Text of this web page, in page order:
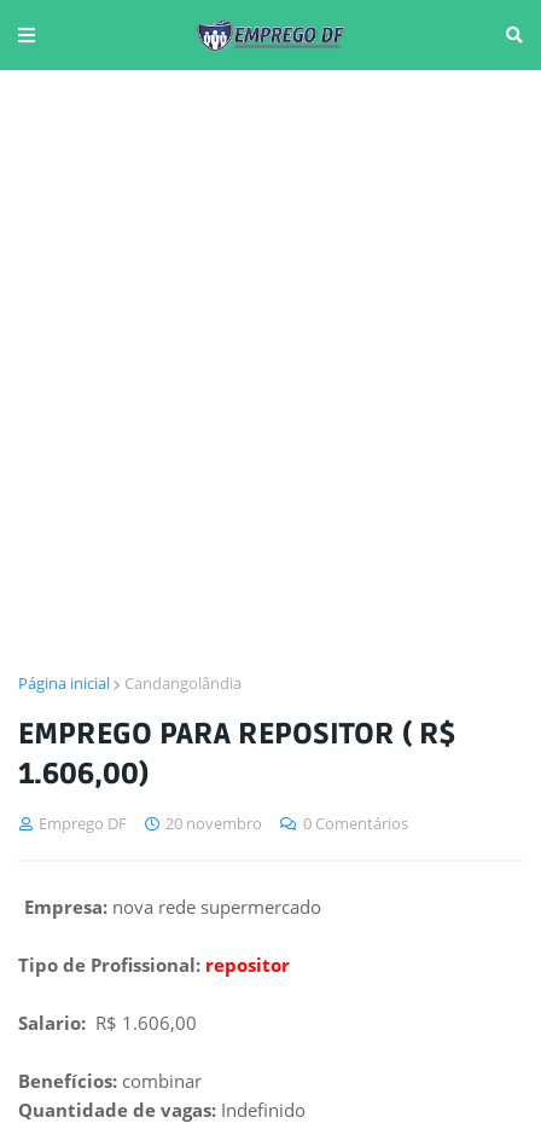
Página inicial Candangolândia
EMPREGO PARA REPOSITOR ( R$
1.606,00)
Emprego DF 20 novembro 0 Comentários
Empresa: nova rede supermercado
Tipo de Profissional: repositor
Salario: R$ 1.606,00
Benefícios: combinar
Quantidade de vagas: Indefinido